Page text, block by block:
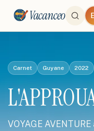
Vacanceo
Carnet Guyane 2022
VOYAGE